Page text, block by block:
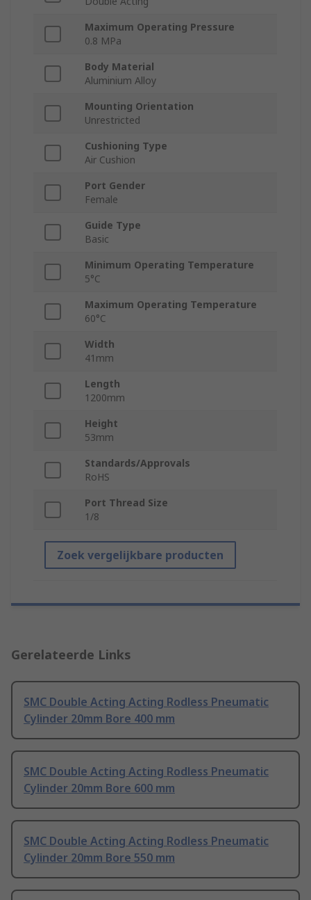
Maximum Operating Pressure
0.8 MPa
Body Material
Aluminium Alloy
Mounting Orientation
Unrestricted
Cushioning Type
Air Cushion
Port Gender
Female
Guide Type
Basic
Minimum Operating Temperature
5°C
Maximum Operating Temperature
60°C
Width
41mm
Length
1200mm
Height
53mm
Standards/Approvals
RoHS
Port Thread Size
1/8
Zoek vergelijkbare producten
Gerelateerde Links
SMC Double Acting Acting Rodless Pneumatic
Cylinder 20mm Bore 400 mm
SMC Double Acting Acting Rodless Pneumatic
Cylinder 20mm Bore 600 mm
SMC Double Acting Acting Rodless Pneumatic
Cylinder 20mm Bore 550 mm